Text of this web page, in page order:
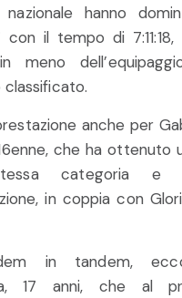
nazionale hanno
con il tempo di
meno
anche per
che ha ottenuto
categoria e
in coppia con
in tandem,
17 anni, che al